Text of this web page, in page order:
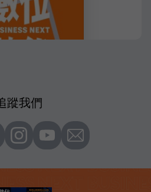
蹤我們